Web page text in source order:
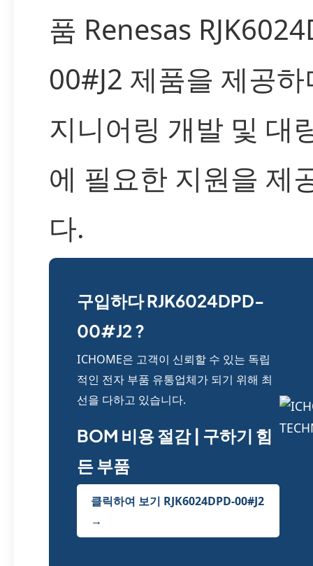
품 Renesas
00#J2 제품을 제공
지니어링 개발 및 대
에 필요한 지원을 제
다.
구입하다 RJK6024DPD-
00#J2 ?
ICHOME은 고객이 신뢰할 수 있는 독립
적인 전자 부품 유통업체가 되기 위해 최
선을 다하고 있습니다.
BOM 비용 절감 | 구하기 힘
든 부품
클릭하여 보기 RJK6024DPD-00#J2
→